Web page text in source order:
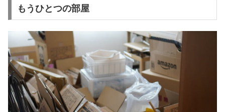
もうひとつの部屋